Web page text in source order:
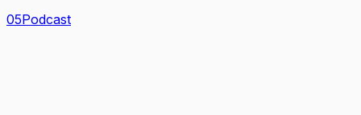
05Podcast